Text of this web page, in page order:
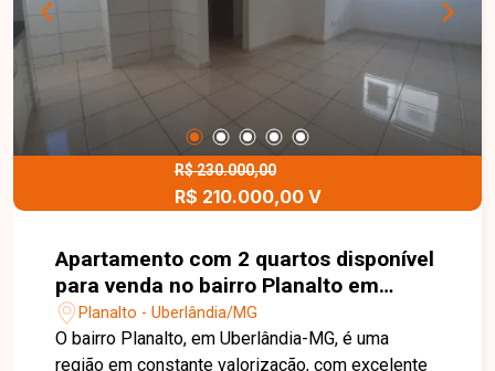
conforto e funcionalidade em uma excelente
informações e agende uma visita para conhecer
esta excelente oportunidade.
R$ 230.000,00
R$ 210.000,00 V
Apartamento com 2 quartos disponível
para venda no bairro Planalto em
Uberlândia-MG
Planalto - Uberlândia/MG
O bairro Planalto, em Uberlândia-MG, é uma
região em constante valorização, com excelente